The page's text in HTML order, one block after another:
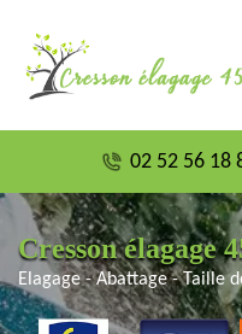
02 52 56 18
Cresson élagage
Elagage - Abattage - Taille